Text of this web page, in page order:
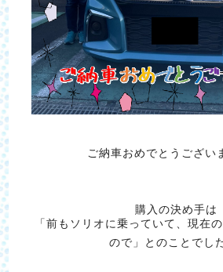
ご納車おめでとうござい
購入の決め手は
「前もソリオに乗っていて、現在
ので」とのことでし